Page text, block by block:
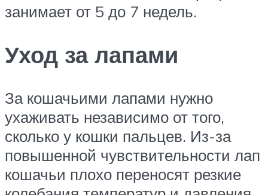
занимает от 5 до 7 недель.
Уход за лапами
За кошачьими лапами нужно
ухаживать независимо от того,
сколько у кошки пальцев. Из-за
повышенной чувствительности лап
кошачьи плохо переносят резкие